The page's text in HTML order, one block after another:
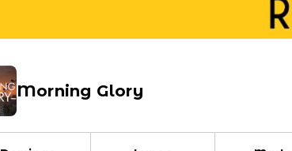
Morning Glory